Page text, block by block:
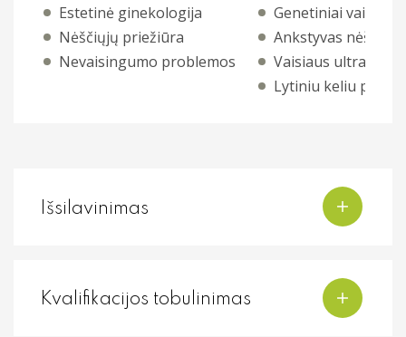
Estetinė ginekologija
Nėščiųjų priežiūra
Nevaisingumo problemos
Genetiniai
Ankstyvas
Vaisiaus
Lytiniu keliu
Išsilavinimas
Kvalifikacijos tobulinimas